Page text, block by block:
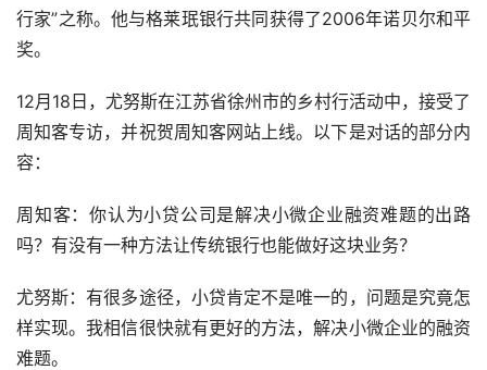
行家”之称。他与格莱珉银行共同获得了2006年诺贝尔和平
奖。
12月18日，尤努斯在江苏省徐州市的乡村行活动中，接受了
周知客专访，并祝贺周知客网站上线。以下是对话的部分内
容：
周知客：你认为小贷公司是解决小微企业融资难题的出路
吗？有没有一种方法让传统银行也能做好这块业务？
尤努斯：有很多途径，小贷肯定不是唯一的，问题是究竟怎
样实现。我相信很快就有更好的方法，解决小微企业的融资
难题。